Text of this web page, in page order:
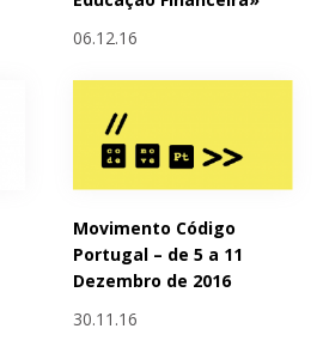
06.12.16
Movimento Código
Portugal – de 5 a 11
Dezembro de 2016
30.11.16